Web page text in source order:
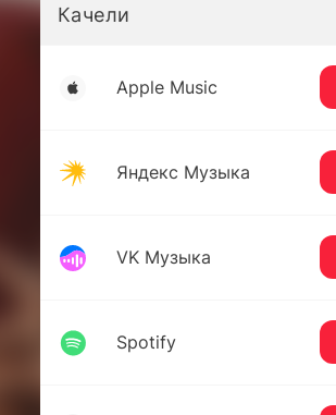
Качели
Apple Music
Яндекс Музыка
VK Музыка
Spotify